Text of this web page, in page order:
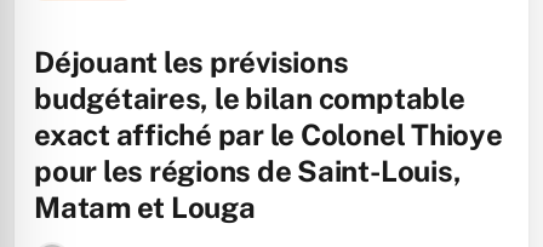
Déjouant les prévisions
budgétaires, le bilan comptable
exact affiché par le Colonel Thioye
pour les régions de Saint-Louis,
Matam et Louga